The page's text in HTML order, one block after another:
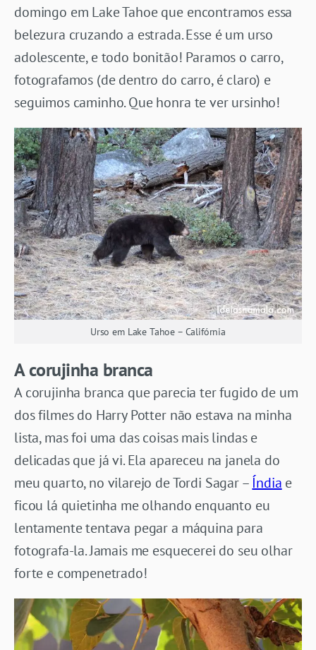
domingo em Lake Tahoe que encontramos essa
belezura cruzando a estrada. Esse é um urso
adolescente, e todo bonitão! Paramos o carro,
fotografamos (de dentro do carro, é claro) e
seguimos caminho. Que honra te ver ursinho!
Urso em Lake Tahoe – Califórnia
A corujinha branca
A corujinha branca que parecia ter fugido de um
dos filmes do Harry Potter não estava na minha
lista, mas foi uma das coisas mais lindas e
delicadas que já vi. Ela apareceu na janela do
meu quarto, no vilarejo de Tordi Sagar –Índia e
ficou lá quietinha me olhando enquanto eu
lentamente tentava pegar a máquina para
fotografa-la. Jamais me esquecerei do seu olhar
forte e compenetrado!